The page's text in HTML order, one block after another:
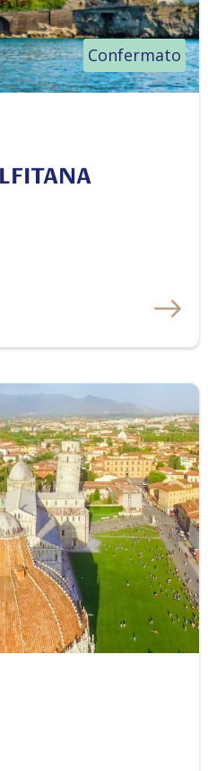
Confermato